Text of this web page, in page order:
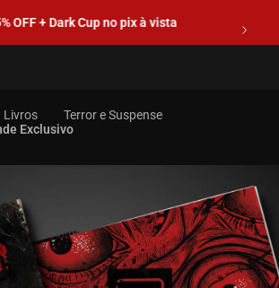
OFF + Dark Cup no pix à vista
Livros
Terror e Suspense
Exclusivo